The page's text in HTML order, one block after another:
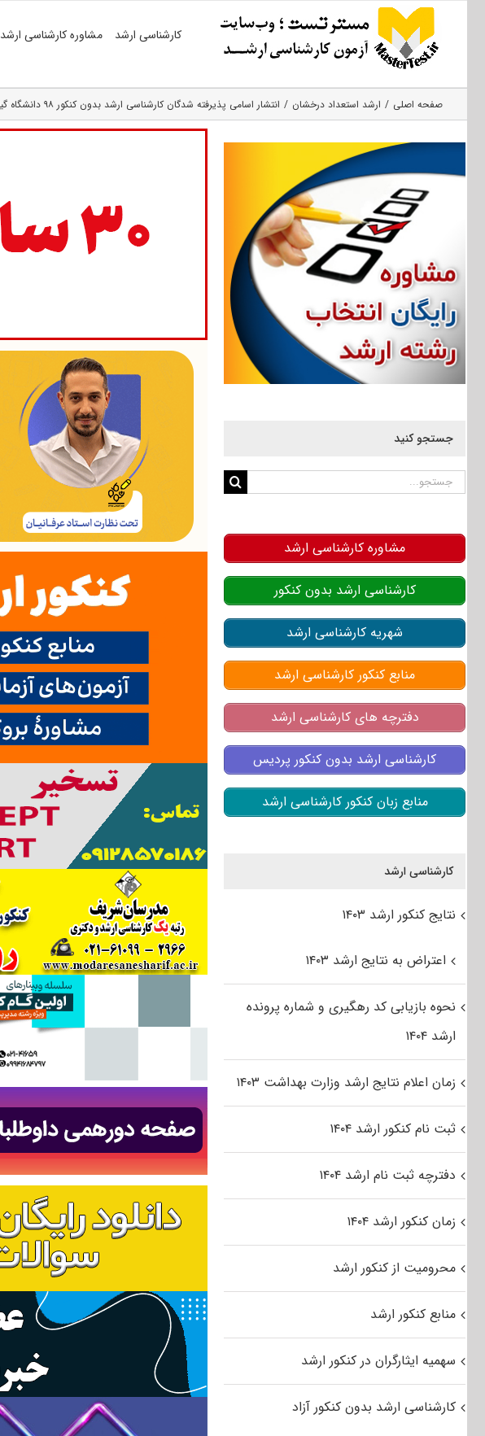
کارشناسی ارشد مشاوره کارشناسی ارشد
صفحه اصلی ارشد استعداد درخشان انتشار اسامی پذیرفته شدگان کارشناسی ارشد بدون کنکور ۹۸ دانشگاه گیلان
جستجو کنید
جستجو
مشاوره کارشناسی ارشد
کارشناسی ارشد بدون کنکور
شهریه کارشناسی ارشد
منابع کنکور کارشناسی ارشد
دفترچه های کارشناسی ارشد
کارشناسی ارشد بدون کنکور پردیس
منابع زبان کنکور کارشناسی ارشد
کارشناسی ارشد
نتایج کنکور ارشد ۱۴۰۳
اعتراض به نتایج ارشد ۱۴۰۳
نحوه بازیابی کد رهگیری و شماره پرونده
ارشد ۱۴۰۴
زمان اعلام نتایج ارشد وزارت بهداشت ۱۴۰۳
ثبت نام کنکور ارشد ۱۴۰۴
دفترچه ثبت نام ارشد ۱۴۰۴
زمان کنکور ارشد ۱۴۰۴
محرومیت از کنکور ارشد
منابع کنکور ارشد
سهمیه ایثارگران در کنکور ارشد
کارشناسی ارشد بدون کنکور آزاد